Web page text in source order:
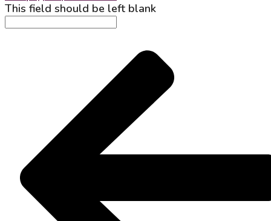
This field should be left blank